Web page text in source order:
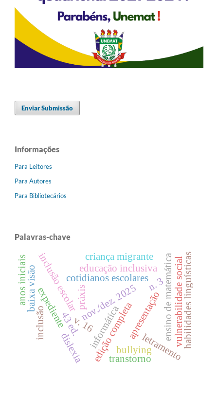
Enviar Submissão
Informações
Para Leitores
Para Autores
Para Bibliotecários
Palavras-chave
edição completa
v. 16
n. 3
nov./dez. 2025
43 ed.
expediente apresentaçãoensino de matemática
cotidianos escolares
educação inclusiva
inclusão escolar
baixa visão
criança migrante
inclusão
letramento
informática
anos iniciais vulnerabilidade social
práxis
dislexia transtorno
habilidades linguísticas
bullying